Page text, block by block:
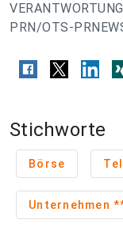
PRN/OTS-
Stichworte
Börse